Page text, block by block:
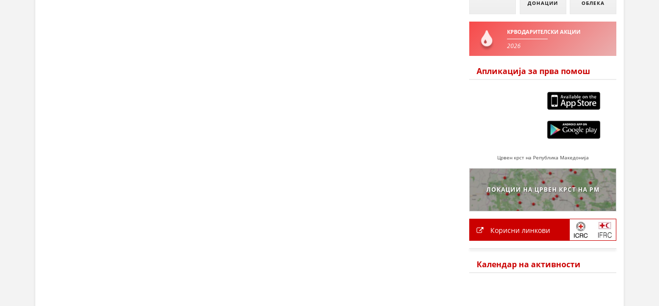
ДОНАЦИИ
ОБЛЕКА
КРВОДАРИТЕЛСКИ АКЦИИ
2026
Апликација за прва помош
Црвен крст на Република Македонија
ЛОКАЦИИ НА ЦРВЕН КРСТ НА РМ
Корисни линкови
Календар на активности